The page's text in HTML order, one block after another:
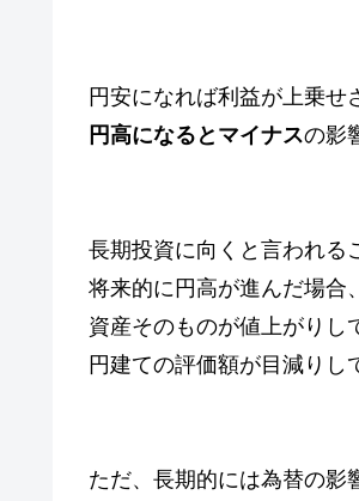
円安になれば利益が上乗せ
円高になるとマイナスの影
長期投資に向くと言われる
将来的に円高が進んだ場合、
資産そのものが値上がりし
円建ての評価額が目減りし
ただ、長期的には為替の影